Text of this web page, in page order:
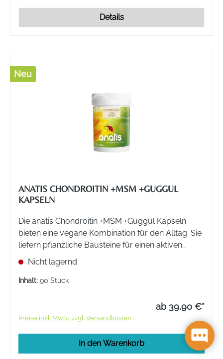
Details
Neu
ANATIS CHONDROITIN +MSM +GUGGUL
KAPSELN
Die anatis Chondroitin +MSM +Guggul Kapseln
bieten eine vegane Kombination für den Alltag. Sie
liefern pflanzliche Bausteine für einen aktiven
Lebensstil.
Nicht lagernd
Inhalt: 90 Stück
ab 39,90 €*
Preise inkl. MwSt. zzgl. Versandkosten
In den Warenkorb